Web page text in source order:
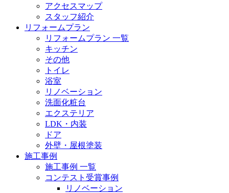
アクセスマップ
スタッフ紹介
リフォームプラン
リフォームプラン 一覧
キッチン
その他
トイレ
浴室
リノベーション
洗面化粧台
エクステリア
LDK・内装
ドア
外壁・屋根塗装
施工事例
施工事例 一覧
コンテスト受賞事例
リノベーション